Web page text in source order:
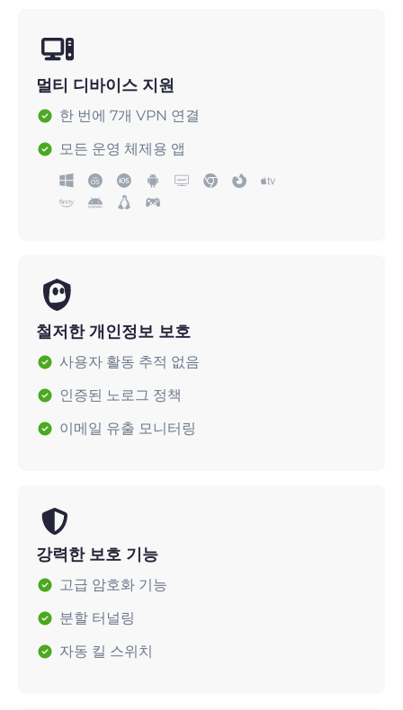
멀티 디바이스 지원
한 번에 7개 VPN 연결
모든 운영 체제용 앱
철저한 개인정보 보호
사용자 활동 추적 없음
인증된 노로그 정책
이메일 유출 모니터링
강력한 보호 기능
고급 암호화 기능
분할 터널링
자동 킬 스위치